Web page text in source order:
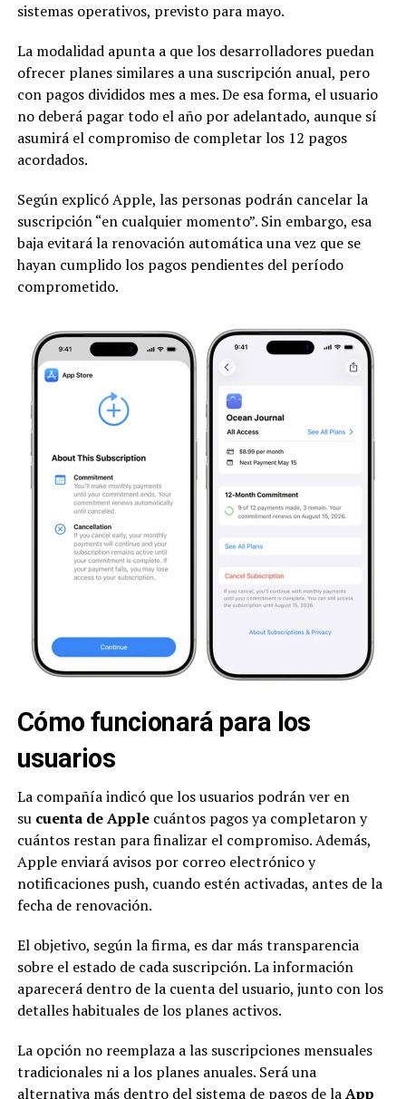
sistemas operativos, previsto para mayo.
La modalidad apunta a que los desarrolladores puedan
ofrecer planes similares a una suscripción anual, pero
con pagos divididos mes a mes. De esa forma, el usuario
no deberá pagar todo el año por adelantado, aunque sí
asumirá el compromiso de completar los 12 pagos
acordados.
Según explicó Apple, las personas podrán cancelar la
suscripción “en cualquier momento”. Sin embargo, esa
baja evitará la renovación automática una vez que se
hayan cumplido los pagos pendientes del período
comprometido.
Cómo funcionará para los
usuarios
La compañía indicó que los usuarios podrán ver en
su cuenta de Applecuántos pagos ya completaron y
cuántos restan para finalizar el compromiso. Además,
Apple enviará avisos por correo electrónico y
notificaciones push, cuando estén activadas, antes de la
fecha de renovación.
El objetivo, según la firma, es dar más transparencia
sobre el estado de cada suscripción. La información
aparecerá dentro de la cuenta del usuario, junto con los
detalles habituales de los planes activos.
La opción no reemplaza a las suscripciones mensuales
tradicionales ni a los planes anuales. Será una
alternativa más dentro del sistema de pagos de laApp